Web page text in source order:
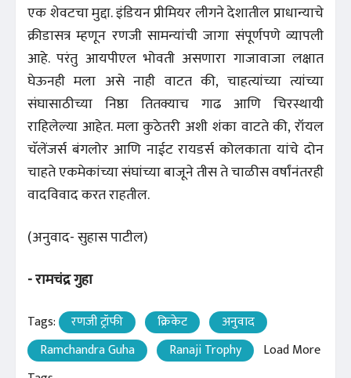
एक शेवटचा मुद्दा. इंडियन प्रीमियर लीगने देशातील प्राधान्याचे
क्रीडासत्र म्हणून रणजी सामन्यांची जागा संपूर्णपणे व्यापली
आहे. परंतु आयपीएल भोवती असणारा गाजावाजा लक्षात
घेऊनही मला असे नाही वाटत की, चाहत्यांच्या त्यांच्या
संघासाठीच्या निष्ठा तितक्याच गाढ आणि चिरस्थायी
राहिलेल्या आहेत. मला कुठेतरी अशी शंका वाटते की, रॉयल
चॅलेंजर्स बंगलोर आणि नाईट रायडर्स कोलकाता यांचे दोन
चाहते एकमेकांच्या संघांच्या बाजूने तीस ते चाळीस वर्षांनंतरही
वादविवाद करत राहतील.
(अनुवाद- सुहास पाटील)
- रामचंद्र गुहा
Tags: रणजी ट्रॉफी क्रिकेट
अनुवाद
Ramchandra Guha
Ranaji Trophy
Load More